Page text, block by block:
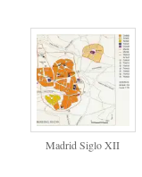
Madrid Siglo XII